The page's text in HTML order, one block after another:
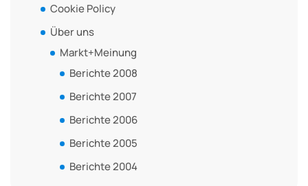
Cookie Policy
Über uns
Markt+Meinung
Berichte 2008
Berichte 2007
Berichte 2006
Berichte 2005
Berichte 2004